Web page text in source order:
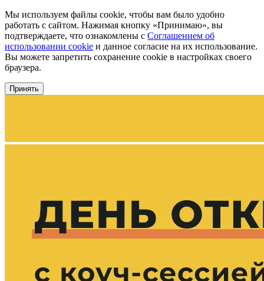
Мы используем файлы cookie, чтобы вам было удобно
работать с сайтом. Нажимая кнопку «Принимаю», вы
подтверждаете, что ознакомлены с Соглашением об
использовании cookie и данное согласие на их использование.
Вы можете запретить сохранение cookie в настройках своего
браузера.
Принять